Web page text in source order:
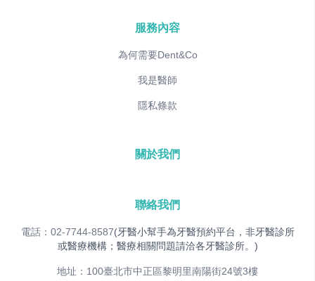
服務內容
為何需要Dent&Co
我是醫師
隱私條款
關於我們
聯絡我們
電話：02-7744-8587(牙醫小幫手為牙醫預約平台，非牙醫診所
或醫療機構；醫療相關問題請洽各牙醫診所。)
地址：100臺北市中正區黎明里南陽街24號3樓